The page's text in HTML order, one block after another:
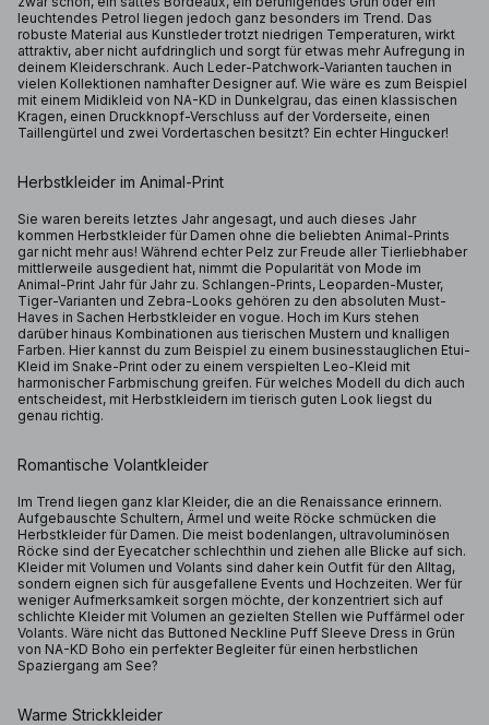
leuchtendes Petrol liegen jedoch ganz besonders im Trend. Das
robuste Material aus Kunstleder trotzt niedrigen Temperaturen, wirkt
attraktiv, aber nicht aufdringlich und sorgt für etwas mehr Aufregung in
deinem Kleiderschrank. Auch Leder-Patchwork-Varianten tauchen in
vielen Kollektionen namhafter Designer auf. Wie wäre es zum Beispiel
mit einem Midikleid von NA-KD in Dunkelgrau, das einen klassischen
Kragen, einen Druckknopf-Verschluss auf der Vorderseite, einen
Taillengürtel und zwei Vordertaschen besitzt? Ein echter Hingucker!
Herbstkleider im Animal-Print
Sie waren bereits letztes Jahr angesagt, und auch dieses Jahr
kommen Herbstkleider für Damen ohne die beliebten Animal-Prints
gar nicht mehr aus! Während echter Pelz zur Freude aller Tierliebhaber
mittlerweile ausgedient hat, nimmt die Popularität von Mode im
Animal-Print Jahr für Jahr zu. Schlangen-Prints, Leoparden-Muster,
Tiger-Varianten und Zebra-Looks gehören zu den absoluten Must-
Haves in Sachen Herbstkleider en vogue. Hoch im Kurs stehen
darüber hinaus Kombinationen aus tierischen Mustern und knalligen
Farben. Hier kannst du zum Beispiel zu einem businesstauglichen Etui-
Kleid im Snake-Print oder zu einem verspielten Leo-Kleid mit
harmonischer Farbmischung greifen. Für welches Modell du dich auch
entscheidest, mit Herbstkleidern im tierisch guten Look liegst du
genau richtig.
Romantische Volantkleider
Im Trend liegen ganz klar Kleider, die an die Renaissance erinnern.
Aufgebauschte Schultern, Ärmel und weite Röcke schmücken die
Herbstkleider für Damen. Die meist bodenlangen, ultravoluminösen
Röcke sind der Eyecatcher schlechthin und ziehen alle Blicke auf sich.
Kleider mit Volumen und Volants sind daher kein Outfit für den Alltag,
sondern eignen sich für ausgefallene Events und Hochzeiten. Wer für
weniger Aufmerksamkeit sorgen möchte, der konzentriert sich auf
schlichte Kleider mit Volumen an gezielten Stellen wie Puffärmel oder
Volants. Wäre nicht das Buttoned Neckline Puff Sleeve Dress in Grün
von NA-KD Boho ein perfekter Begleiter für einen herbstlichen
Spaziergang am See?
Warme Strickkleider